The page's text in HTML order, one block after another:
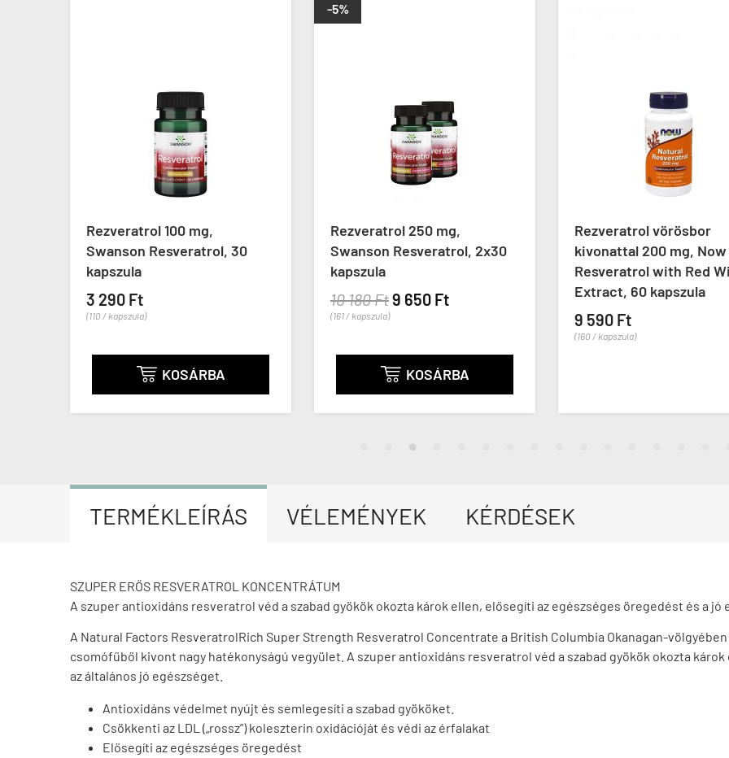
Rezveratrol 100 mg,
Swanson Resveratrol, 30
kapszula
3 290 Ft
(110 / kapszula)
 KOSÁRBA
-5%
Rezveratrol 250 mg,
Swanson Resveratrol, 2x30
kapszula
10 180 Ft9 650 Ft
(161 / kapszula)
 KOSÁRBA
Rezveratrol vörösbor
kivonattal 200 mg, Now
Resveratrol with Red
Extract, 60 kapszula
9 590 Ft
(160 / kapszula)
TERMÉKLEÍRÁS VÉLEMÉNYEK KÉRDÉSEK
SZUPER ERŐS RESVERATROL KONCENTRÁTUM
A szuper antioxidáns resveratrol véd a szabad gyökök okozta károk ellen, elősegíti az egészséges öregedést és a jó
A Natural Factors ResveratrolRich Super Strength Resveratrol Concentrate a British Columbia Okanagan-
csomófűből kivont nagy hatékonyságú vegyület. A szuper antioxidáns resveratrol véd a szabad gyökök okozta
az általános jó egészséget.
Antioxidáns védelmet nyújt és semlegesíti a szabad gyököket.
Csökkenti az LDL („rossz”) koleszterin oxidációját és védi az érfalakat
Elősegíti az egészséges öregedést